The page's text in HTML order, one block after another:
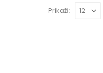
Prikaži: